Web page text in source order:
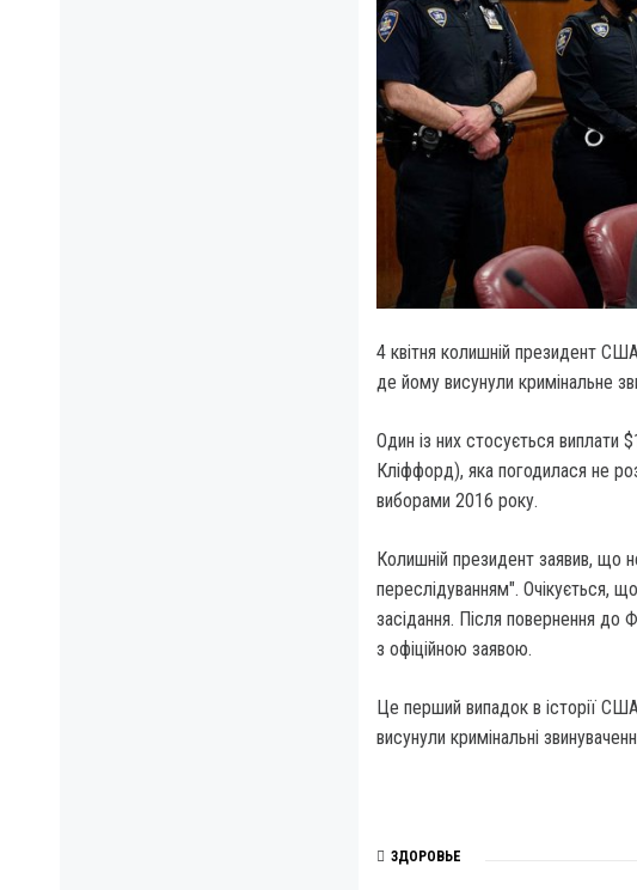
4 квітня колишній президент
де йому висунули кримінальне
Один із них стосується виплати
Кліффорд), яка погодилася не
виборами 2016 року.
Колишній президент заявив, що
переслідуванням". Очікується,
засідання. Після повернення до
з офіційною заявою.
Це перший випадок в історії
висунули кримінальні
ЗДОРОВЬЕ